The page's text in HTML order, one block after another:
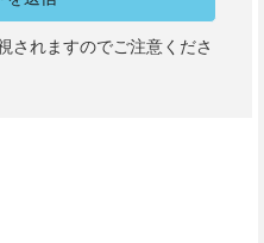
されますのでご注意くださ